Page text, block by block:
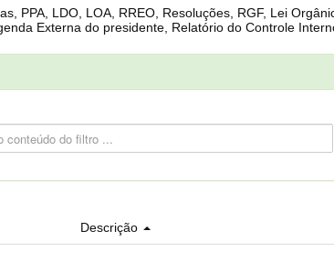
Descrição